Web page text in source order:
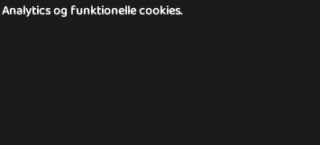
og funktionelle cookies.